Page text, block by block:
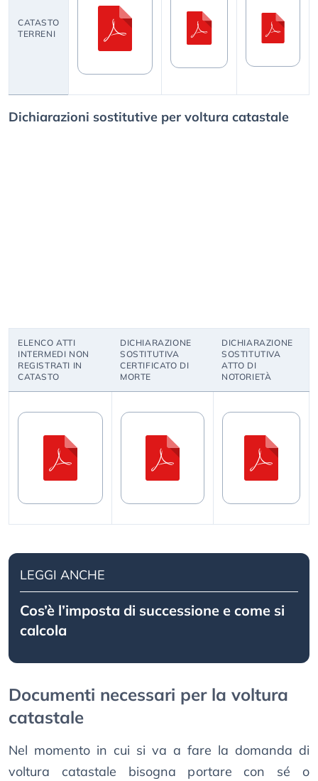
CATASTO
TERRENI
Dichiarazioni sostitutive per voltura catastale
ELENCO ATTI
INTERMEDI NON
REGISTRATI IN
CATASTO
DICHIARAZIONE
SOSTITUTIVA
CERTIFICATO DI
MORTE
DICHIARAZIONE
SOSTITUTIVA
ATTO DI
NOTORIETÀ
LEGGI ANCHE
Cos’è l’imposta di successione e come si
calcola
Documenti necessari per la voltura
catastale
Nel momento in cui si va a fare la domanda di
voltura catastale bisogna portare con sé o